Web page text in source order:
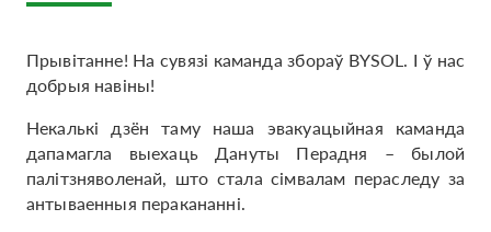
Прывітанне! На сувязі каманда збораў BYSOL. І ў нас
добрыя навіны!
Некалькі дзён таму наша эвакуацыйная каманда
дапамагла выехаць Дануты Перадня – былой
палітзняволенай, што стала сімвалам пераследу за
антываенныя перакананні.